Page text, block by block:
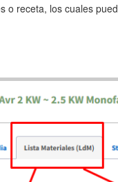
o receta, los cuales